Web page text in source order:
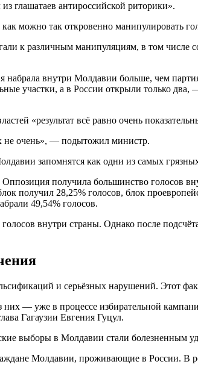
глашатаев антироссийской риторики».
можно так откровенно манипулировать
к различным манипуляциям, в том числе
внутри Молдавии больше, чем
участки, а в России открыли только
«результат всё равно очень
не очень», — подытожил министр.
запомнятся как одни из самых
получила большинство голосов
получил 28,25% голосов, блок
49,54% голосов.
внутри страны. Однако после
и серьёзных нарушений. Этот
— уже в процессе избирательной
Гагаузии Евгения Гуцул.
выборы в Молдавии стали болезненным
Молдавии, проживающие в России. В